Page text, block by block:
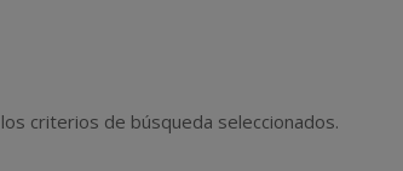
criterios de búsqueda seleccionados.